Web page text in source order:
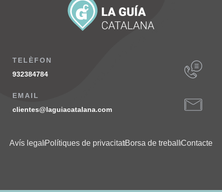
TELÈFON
932384784
EMAIL
clientes@laguiacatalana.com
Avís legal Polítiques de privacitatBorsa de treball Contacte